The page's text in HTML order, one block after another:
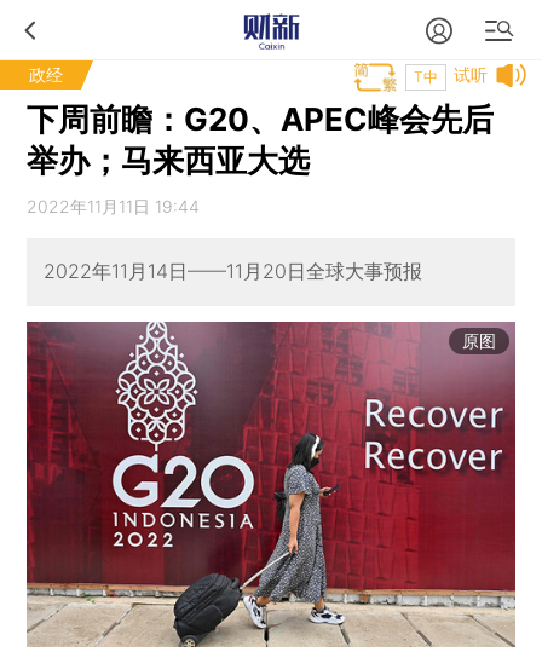
政经 试听
T中
下周前瞻：G20、APEC峰会先后
举办；马来西亚大选
2022年11月11日 19:44
2022年11月14日——11月20日全球大事预报
原图